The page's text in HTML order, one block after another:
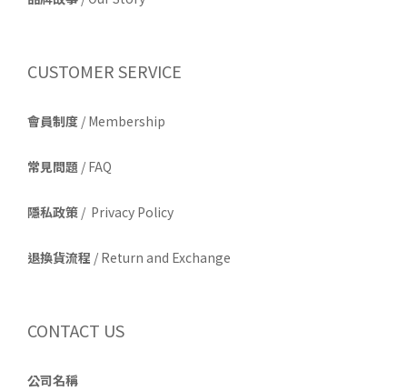
CUSTOMER SERVICE
會員制度 / Membership
常見問題 / FAQ
隱私政策 / Privacy Policy
退換貨流程 / Return and Exchange
CONTACT US
公司名稱